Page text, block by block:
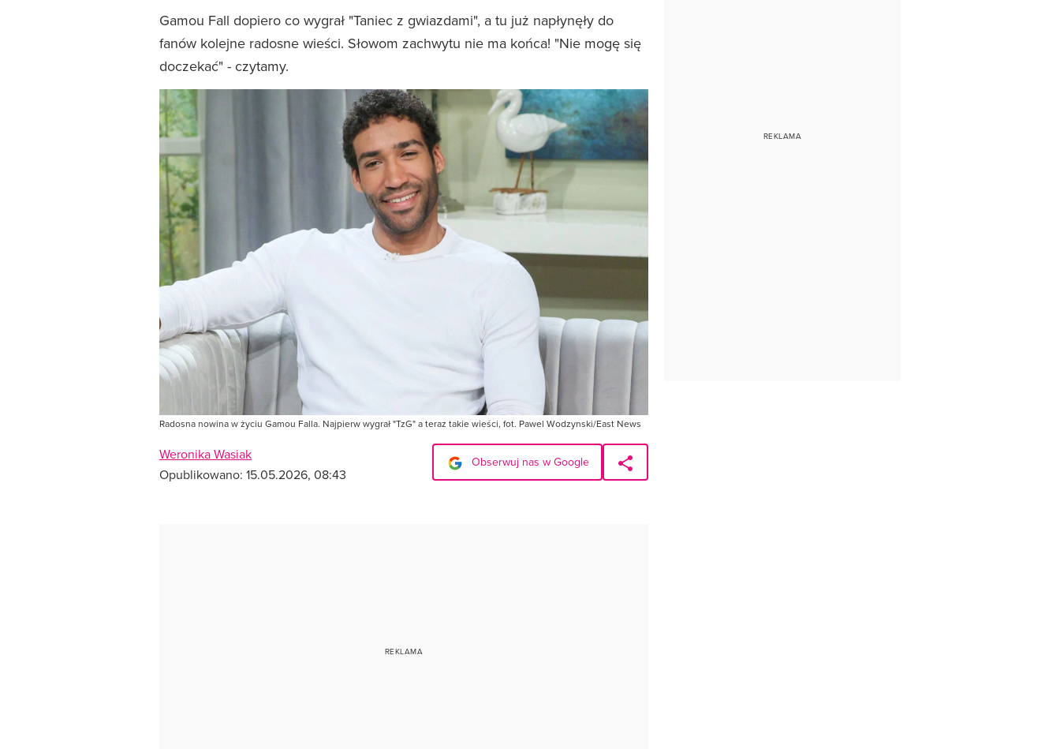
Gamou Fall dopiero co wygrał "Taniec z gwiazdami", a tu już napłynęły do
fanów kolejne radosne wieści. Słowom zachwytu nie ma końca! "Nie mogę się
doczekać" - czytamy.
Radosna nowina w życiu Gamou Falla. Najpierw wygrał "TzG" a teraz takie wieści, fot. Pawel Wodzynski/East News
Weronika Wasiak
Opublikowano: 15.05.2026, 08:43
Obserwuj nas w Google